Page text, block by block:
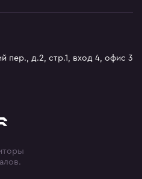
пер., д.2, стр.1, вход 4, офис 3